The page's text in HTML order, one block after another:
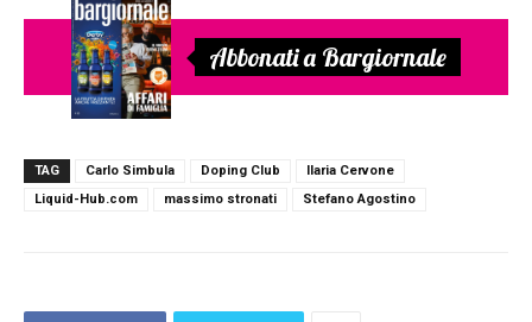
Abbonati a Bargiornale
TAG Carlo Simbula Doping Club
Ilaria Cervone
Liquid-Hub.com
massimo stronati Stefano Agostino